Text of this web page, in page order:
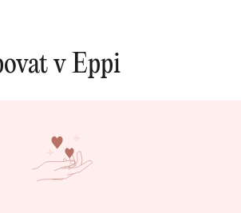
v Eppi